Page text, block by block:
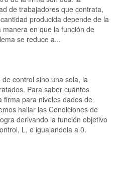
de trabajadores que contrata,
producida depende de la
en que la función de
se reduce a...
control sino una sola, la
Para saber cuántos
firma para niveles dados de
hallar las Condiciones de
derivando la función objetivo
L, e igualandola a 0.